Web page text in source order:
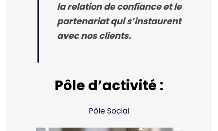
la relation de confiance et le
partenariat qui s’instaurent
avec nos clients.
Pôle d’activité :
Pôle Social